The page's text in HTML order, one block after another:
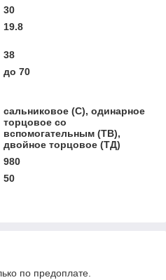
30
19.8
38
до 70
сальниковое (С), одинарное
торцовое со
вспомогательным (ТВ),
двойное торцовое (ТД)
980
50
по предоплате.